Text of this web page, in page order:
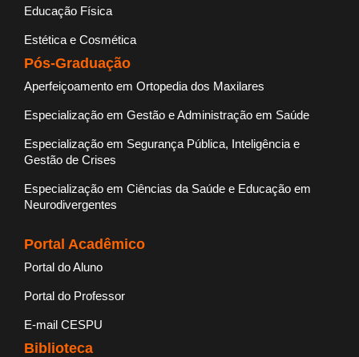
Educação Física
Estética e Cosmética
Pós-Graduação
Aperfeiçoamento em Ortopedia dos Maxilares
Especialização em Gestão e Administração em Saúde
Especialização em Segurança Pública, Inteligência e
Gestão de Crises
Especialização em Ciências da Saúde e Educação em
Neurodivergentes
Portal Acadêmico
Portal do Aluno
Portal do Professor
E-mail CESPU
Biblioteca